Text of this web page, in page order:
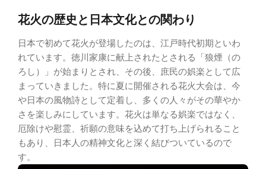
花火の歴史と日本文化との関わり
日本で初めて花火が登場したのは、江戸時代初期といわ
れています。徳川家康に献上されたとされる「狼煙（の
ろし）」が始まりとされ、その後、庶民の娯楽として広
まっていきました。特に夏に開催される花火大会は、今
や日本の風物詩として定着し、多くの人々がその華やか
さを楽しみにしています。花火は単なる娯楽ではなく、
厄除けや慰霊、祈願の意味を込めて打ち上げられること
もあり、日本人の精神文化と深く結びついているので
す。